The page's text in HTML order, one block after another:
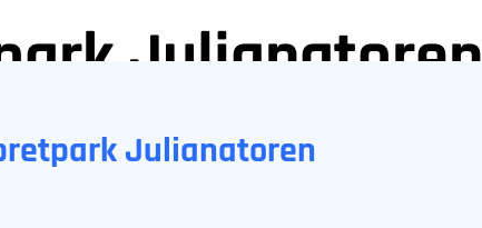
Julianatoren
Julianatoren